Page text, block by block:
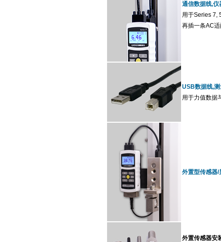
通信数据线,仪
用于Series 7,
再插一条AC
USB数据线,
用于力值数据
外置型传感器
外置传感器安